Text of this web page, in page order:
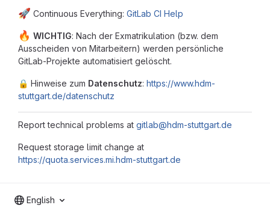
🚀 Continuous Everything: GitLab CI Help
🔥 WICHTIG: Nach der Exmatrikulation (bzw. dem
Ausscheiden von Mitarbeitern) werden persönliche
GitLab-Projekte automatisiert gelöscht.
🔒️ Hinweise zum Datenschutz: https://www.hdm-
stuttgart.de/datenschutz
Report technical problems at gitlab@hdm-stuttgart.de
Request storage limit change at
https://quota.services.mi.hdm-stuttgart.de
English